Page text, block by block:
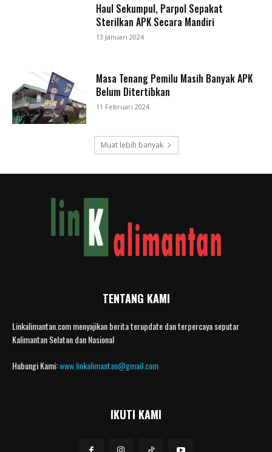
Haul Sekumpul, Parpol Sepakat
Sterilkan APK Secara Mandiri
13 Januari 2024
Masa Tenang Pemilu Masih Banyak APK
Belum Ditertibkan
11 Februari 2024
Muat lebih banyak
TENTANG KAMI
Linkalimantan.com menyajikan berita terupdate dan terpercaya seputar
Kalimantan Selatan dan Nasional
Hubungi Kami:www.linkalimantan@gmail.com
IKUTI KAMI